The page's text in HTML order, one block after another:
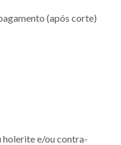
(após corte)
holerite e/ou contra-